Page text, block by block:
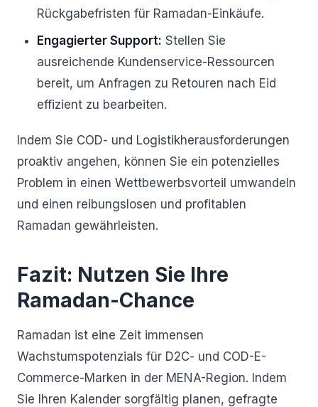
Rückgabefristen für Ramadan-Einkäufe.
Engagierter Support: Stellen Sie
ausreichende Kundenservice-Ressourcen
bereit, um Anfragen zu Retouren nach Eid
effizient zu bearbeiten.
Indem Sie COD- und Logistikherausforderungen
proaktiv angehen, können Sie ein potenzielles
Problem in einen Wettbewerbsvorteil umwandeln
und einen reibungslosen und profitablen
Ramadan gewährleisten.
Fazit: Nutzen Sie Ihre
Ramadan-Chance
Ramadan ist eine Zeit immensen
Wachstumspotenzials für D2C- und COD-E-
Commerce-Marken in der MENA-Region. Indem
Sie Ihren Kalender sorgfältig planen, gefragte